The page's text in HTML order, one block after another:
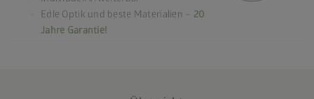
Edle Optik und beste Materialien – 20
Jahre Garantie!